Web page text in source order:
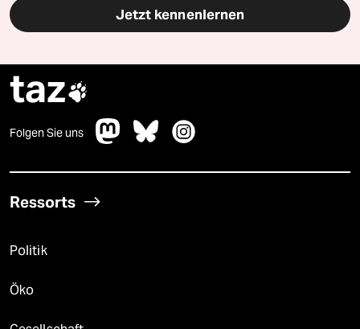
Jetzt kennenlernen
taz
Folgen Sie uns
Ressorts
Politik
Öko